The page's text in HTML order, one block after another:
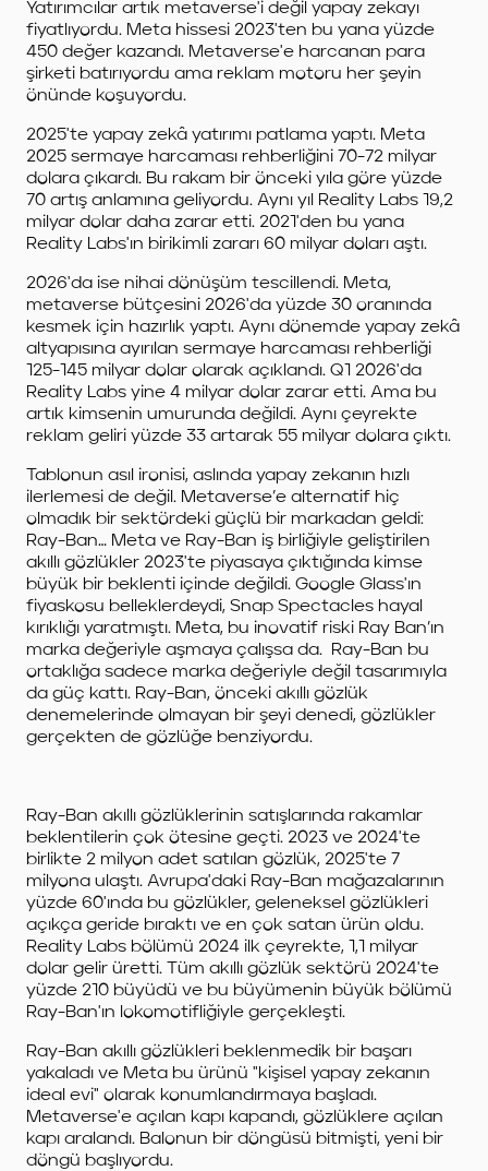
Yatırımcılar artık metaverse'i değil yapay zekayı
fiyatlıyordu. Meta hissesi 2023'ten bu yana yüzde
450 değer kazandı. Metaverse'e harcanan para
şirketi batırıyordu ama reklam motoru her şeyin
önünde koşuyordu.
2025'te yapay zekâ yatırımı patlama yaptı. Meta
2025 sermaye harcaması rehberliğini 70-72 milyar
dolara çıkardı. Bu rakam bir önceki yıla göre yüzde
70 artış anlamına geliyordu. Aynı yıl Reality Labs 19,2
milyar dolar daha zarar etti. 2021'den bu yana
Reality Labs'ın birikimli zararı 60 milyar doları aştı.
2026'da ise nihai dönüşüm tescillendi. Meta,
metaverse bütçesini 2026'da yüzde 30 oranında
kesmek için hazırlık yaptı. Aynı dönemde yapay zekâ
altyapısına ayırılan sermaye harcaması rehberliği
125-145 milyar dolar olarak açıklandı. Q1 2026'da
Reality Labs yine 4 milyar dolar zarar etti. Ama bu
artık kimsenin umurunda değildi. Aynı çeyrekte
reklam geliri yüzde 33 artarak 55 milyar dolara çıktı.
Tablonun asıl ironisi, aslında yapay zekanın hızlı
ilerlemesi de değil. Metaverse’e alternatif hiç
olmadık bir sektördeki güçlü bir markadan geldi:
Ray-Ban… Meta ve Ray-Ban iş birliğiyle geliştirilen
akıllı gözlükler 2023'te piyasaya çıktığında kimse
büyük bir beklenti içinde değildi. Google Glass'ın
fiyaskosu belleklerdeydi, Snap Spectacles hayal
kırıklığı yaratmıştı. Meta, bu inovatif riski Ray Ban’ın
marka değeriyle aşmaya çalışsa da.
Ray-Ban bu
ortaklığa sadece marka değeriyle değil tasarımıyla
da güç kattı. Ray-Ban, önceki akıllı gözlük
denemelerinde olmayan bir şeyi denedi, gözlükler
gerçekten de gözlüğe benziyordu.
Ray-Ban akıllı gözlüklerinin satışlarında rakamlar
beklentilerin çok ötesine geçti. 2023 ve 2024'te
birlikte 2 milyon adet satılan gözlük, 2025'te 7
milyona ulaştı. Avrupa'daki Ray-Ban mağazalarının
yüzde 60'ında bu gözlükler, geleneksel gözlükleri
açıkça geride bıraktı ve en çok satan ürün oldu.
Reality Labs bölümü 2024 ilk çeyrekte, 1,1 milyar
dolar gelir üretti. Tüm akıllı gözlük sektörü 2024'te
yüzde 210 büyüdü ve bu büyümenin büyük bölümü
Ray-Ban'ın lokomotifliğiyle gerçekleşti.
Ray-Ban akıllı gözlükleri beklenmedik bir başarı
yakaladı ve Meta bu ürünü "kişisel yapay zekanın
ideal evi" olarak konumlandırmaya başladı.
Metaverse'e açılan kapı kapandı, gözlüklere açılan
kapı aralandı. Balonun bir döngüsü bitmişti, yeni bir
döngü başlıyordu.